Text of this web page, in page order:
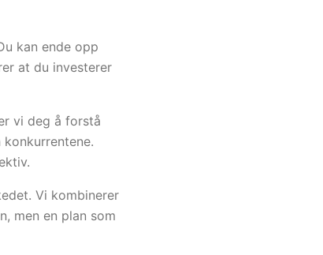
kan ende opp
at du investerer
vi deg å forstå
Vi kombinerer
men en plan som